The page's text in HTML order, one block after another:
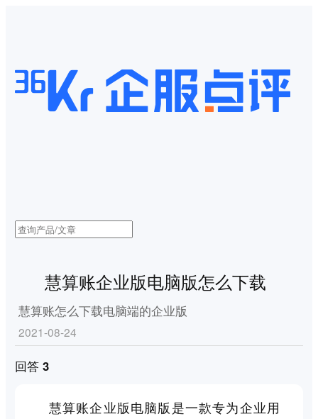
慧算账企业版电脑版怎么下载
慧算账怎么下载电脑端的企业版
2021-08-24
回答 3
慧算账企业版电脑版是一款专为企业用